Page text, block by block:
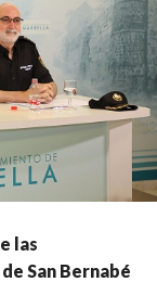
las
San Bernabé